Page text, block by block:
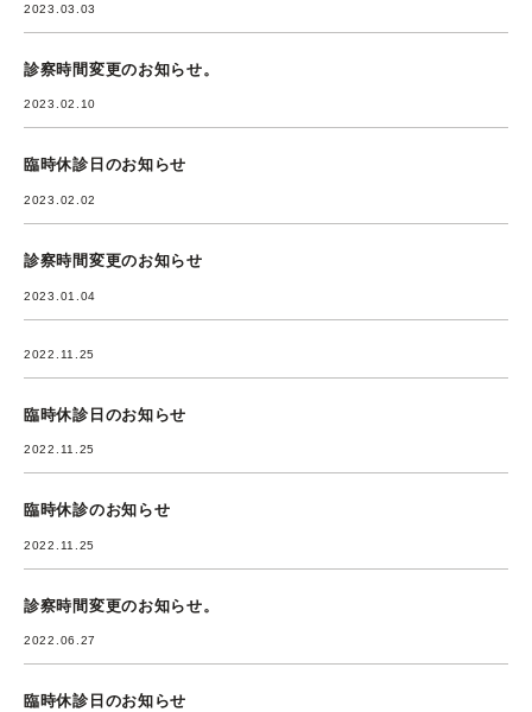
2023.03.03
診察時間変更のお知らせ。
2023.02.10
臨時休診日のお知らせ
2023.02.02
診察時間変更のお知らせ
2023.01.04
2022.11.25
臨時休診日のお知らせ
2022.11.25
臨時休診のお知らせ
2022.11.25
診察時間変更のお知らせ。
2022.06.27
臨時休診日のお知らせ